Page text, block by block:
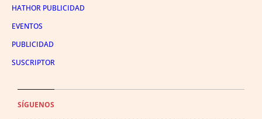
HATHOR PUBLICIDAD
EVENTOS
PUBLICIDAD
SUSCRIPTOR
SÍGUENOS